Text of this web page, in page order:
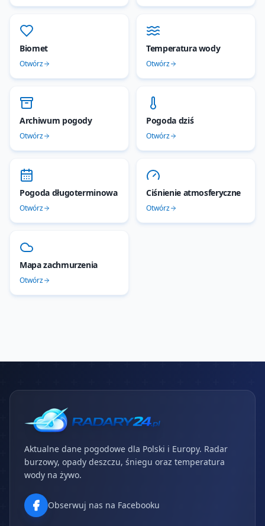
Biomet
Otwórz
Temperatura wody
Otwórz
Archiwum pogody
Otwórz
Pogoda dziś
Otwórz
Pogoda długoterminowa
Otwórz
Ciśnienie atmosferyczne
Otwórz
Mapa zachmurzenia
Otwórz
Aktualne dane pogodowe dla Polski i Europy. Radar
burzowy, opady deszczu, śniegu oraz temperatura
wody na żywo.
Obserwuj nas na Facebooku